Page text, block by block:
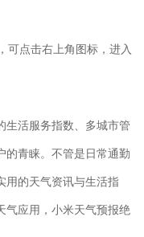
可点击右上角图标，进入
生活服务指数、多城市管
的青睐。不管是日常通勤
用的天气资讯与生活指
气应用，小米天气预报绝